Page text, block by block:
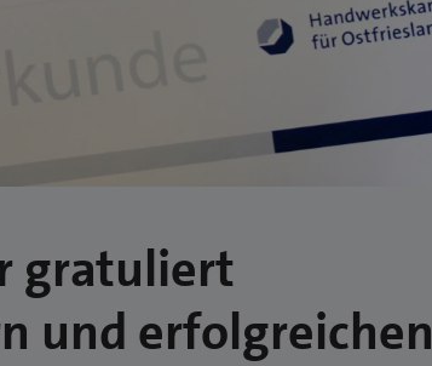
gratuliert
und erfolgreichen